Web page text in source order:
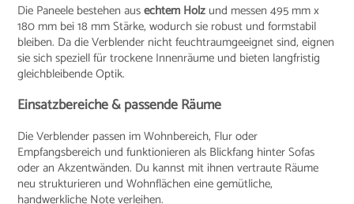
Die Paneele bestehen ausechtem Holz und messen 495 mm x
180 mm bei 18 mm Stärke, wodurch sie robust und formstabil
bleiben. Da die Verblender nicht feuchtraumgeeignet sind, eignen
sie sich speziell für trockene Innenräume und bieten langfristig
gleichbleibende Optik.
Einsatzbereiche & passende Räume
Die Verblender passen im Wohnbereich, Flur oder
Empfangsbereich und funktionieren als Blickfang hinter Sofas
oder an Akzentwänden. Du kannst mit ihnen vertraute Räume
neu strukturieren und Wohnflächen eine gemütliche,
handwerkliche Note verleihen.